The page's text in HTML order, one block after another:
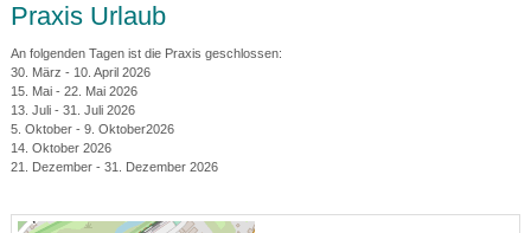
Praxis Urlaub
An folgenden Tagen ist die Praxis geschlossen:
30. März - 10. April 2026
15. Mai - 22. Mai 2026
13. Juli - 31. Juli 2026
5. Oktober - 9. Oktober2026
14. Oktober 2026
21. Dezember - 31. Dezember 2026